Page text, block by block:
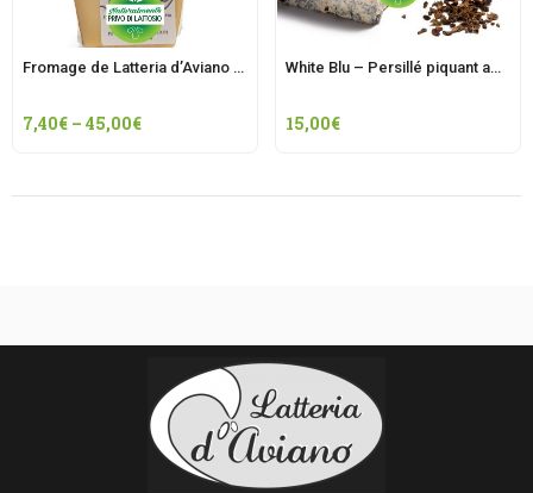
Fromage de Latteria d’Aviano semi-affiné
7,40€ – 45,00€
White Blu – Persillé piquant affiné aux baies blanches
15,00€